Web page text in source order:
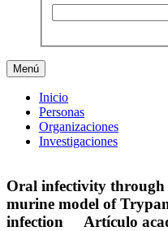
Menú
Inicio
Personas
Organizaciones
Investigaciones
Oral infectivity
murine model of
infection
Artículo